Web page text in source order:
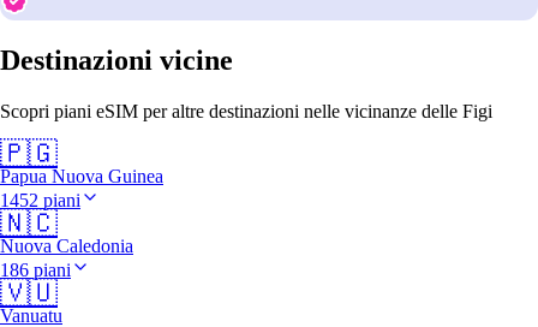
Destinazioni vicine
Scopri piani eSIM per altre destinazioni nelle vicinanze delle Figi
🇵🇬
Papua Nuova Guinea
1452 piani
🇳🇨
Nuova Caledonia
186 piani
🇻🇺
Vanuatu